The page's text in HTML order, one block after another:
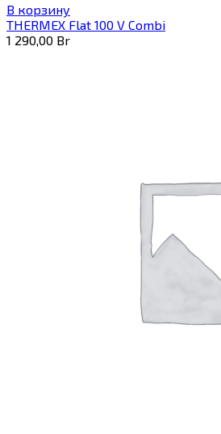
В корзину
THERMEX Flat 100 V Combi
1 290,00 Br